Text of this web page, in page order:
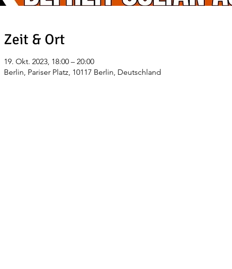
Zeit & Ort
19. Okt. 2023, 18:00 – 20:00
Berlin, Pariser Platz, 10117 Berlin, Deutschland